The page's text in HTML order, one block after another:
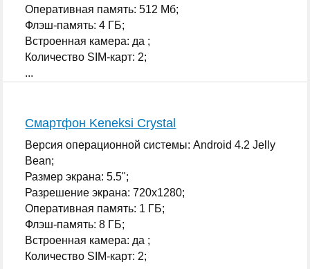
Оперативная память: 512 Мб;
Флэш-память: 4 ГБ;
Встроенная камера: да ;
Количество SIM-карт: 2;
...
Смартфон Keneksi Crystal
Версия операционной системы: Android 4.2 Jelly
Bean;
Размер экрана: 5.5";
Разрешение экрана: 720x1280;
Оперативная память: 1 ГБ;
Флэш-память: 8 ГБ;
Встроенная камера: да ;
Количество SIM-карт: 2;